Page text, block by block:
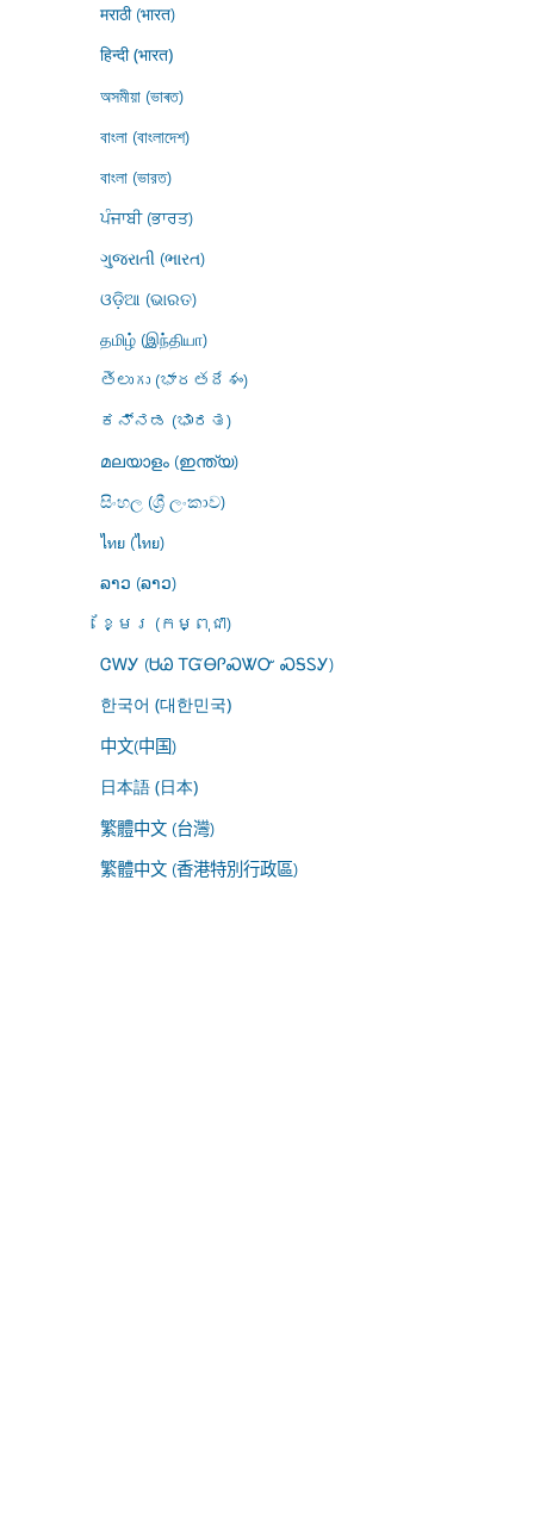
मराठी (भारत)
हिन्दी (भारत)
অসমীয়া (ভাৰত)
বাংলা (বাংলাদেশ)
বাংলা (ভারত)
ਪੰਜਾਬੀ (ਭਾਰਤ)
ગુજરાતી (ભારત)
ଓଡ଼ିଆ (ଭାରତ)
தமிழ் (இந்தியா)
తెలుగు (భారతదేశం)
ಕನ್ನಡ (ಭಾರತ)
മലയാളം (ഇന്ത്യ)
සිංහල (ශ්‍රී ලංකාව)
ไทย (ไทย)
ລາວ (ລາວ)
ខ្មែរ (កម្ពុជា)
ᏣᎳᎩ (ᏌᏊ ᎢᏳᎾᎵᏍᏔᏅ ᏍᎦᏚᎩ)
한국어 (대한민국)
中文(中国)
日本語 (日本)
繁體中文 (台灣)
繁體中文 (香港特別行政區)